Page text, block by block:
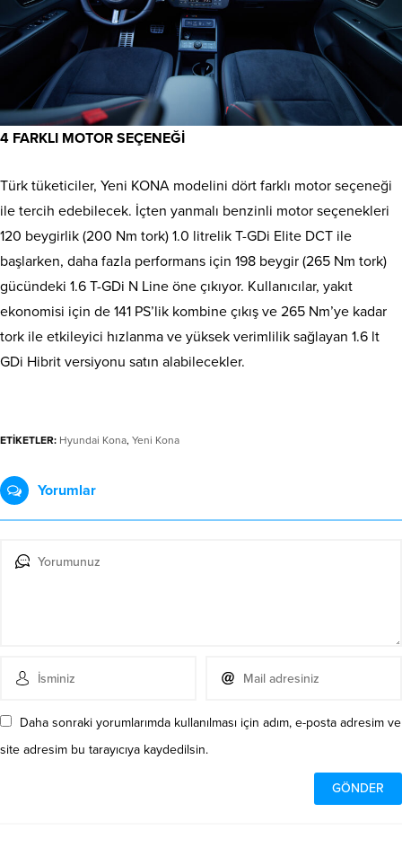
4 FARKLI MOTOR SEÇENEĞİ
Türk tüketiciler, Yeni KONA modelini dört farklı motor seçeneği
ile tercih edebilecek. İçten yanmalı benzinli motor seçenekleri
120 beygirlik (200 Nm tork) 1.0 litrelik T-GDi Elite DCT ile
başlarken, daha fazla performans için 198 beygir (265 Nm tork)
gücündeki 1.6 T-GDi N Line öne çıkıyor. Kullanıcılar, yakıt
ekonomisi için de 141 PS’lik kombine çıkış ve 265 Nm’ye kadar
tork ile etkileyici hızlanma ve yüksek verimlilik sağlayan 1.6 lt
GDi Hibrit versiyonu satın alabilecekler.
ETİKETLER: Hyundai Kona, Yeni Kona
Yorumlar
Daha sonraki yorumlarımda kullanılması için adım, e-posta adresim ve
site adresim bu tarayıcıya kaydedilsin.